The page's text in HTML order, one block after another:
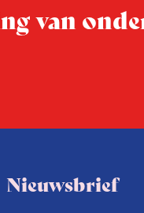
van
Nieuwsbrief